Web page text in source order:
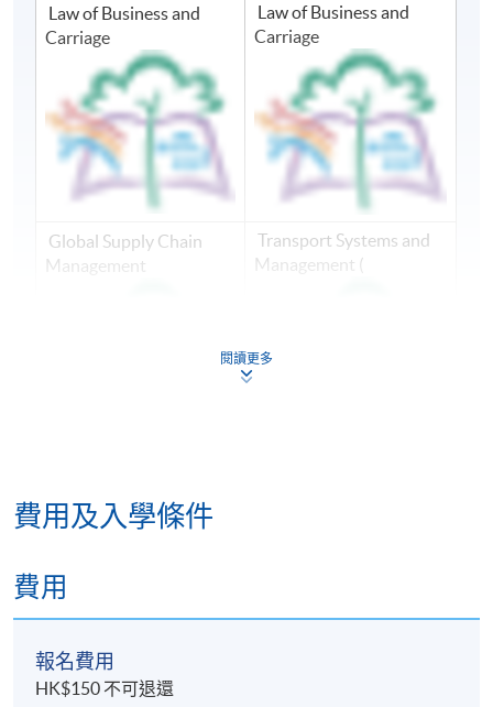
Law of Business and
Carriage
Law of Business and
Carriage
Global Supply Chain
Management
Transport Systems and
Management (
Warehousing and
閱讀更多
費用及入學條件
費用
報名費用
HK$150 不可退還